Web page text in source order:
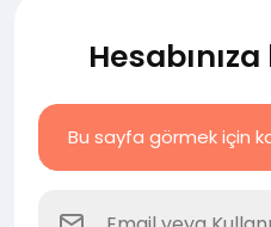
Bu sayfa görmek için